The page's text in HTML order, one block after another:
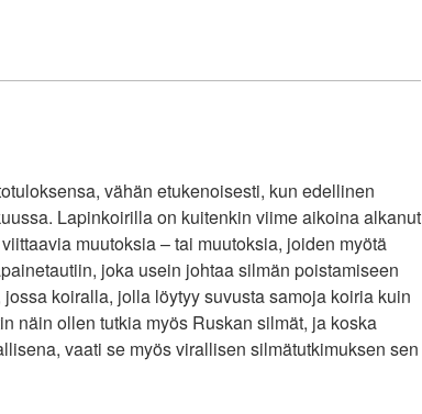
vähän etukenoisesti, kun edellinen
Lapinkoirilla on kuitenkin viime aikoina alkanut
muutoksia – tai muutoksia, joiden myötä
joka usein johtaa silmän poistamiseen
koiralla, jolla löytyy suvusta samoja koiria kuin
näin ollen tutkia myös Ruskan silmät, ja koska
vaati se myös virallisen silmätutkimuksen sen